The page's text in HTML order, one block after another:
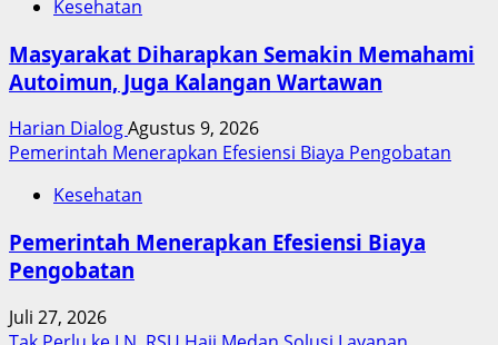
Kesehatan
Masyarakat Diharapkan Semakin Memahami
Autoimun, Juga Kalangan Wartawan
Harian DialogAgustus 9, 2026
Pemerintah Menerapkan Efesiensi Biaya Pengobatan
Kesehatan
Pemerintah Menerapkan Efesiensi Biaya
Pengobatan
Juli 27, 2026